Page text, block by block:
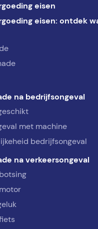
eisen
eisen: ontdek
na bedrijfsongeval
met machine
bedrijfsongeval
na verkeersongeval